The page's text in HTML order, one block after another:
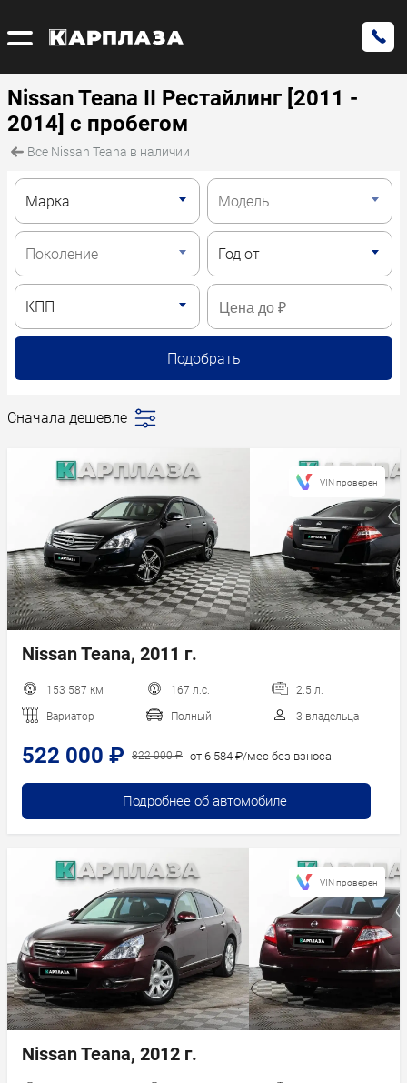
Nissan Teana II Рестайлинг [2011 -
2014] с пробегом
Все Nissan Teana в наличии
Сначала дешевле
Сначала дешевле
Сначала дороже
Пробег
Год новее
Год старше
Nissan Teana, 2011 г.
153 587 км 167 л.с. 2.5 л.
Вариатор Полный 3 владельца
522 000 ₽ 822 000 ₽ от 6 584 ₽/мес без взноса
Подробнее об автомобиле
VIN проверен
Nissan Teana, 2012 г.
VIN проверен
Подобрать